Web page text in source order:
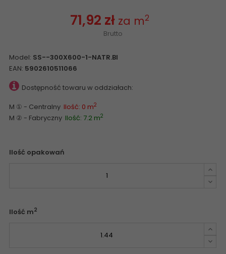
71,92 zł za m2
Brutto
Model: SS--300X600-1-NATR.BI
EAN: 5902610511066
Dostępność towaru w oddziałach:
M ① - Centralny Ilość: 0 m2
M ② - Fabryczny Ilość: 7.2 m2
Ilość opakowań
Ilość m2